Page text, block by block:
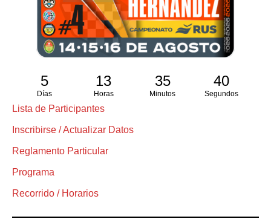
5
Días
13
Horas
35
Minutos
40
Segundos
Lista de Participantes
Inscribirse / Actualizar Datos
Reglamento Particular
Programa
Recorrido / Horarios